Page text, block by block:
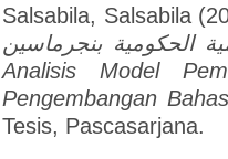
Salsabila, Salsabila
الحكومية بنجرماسين /
Analisis Model
Pengembangan
Tesis, Pascasarjana.